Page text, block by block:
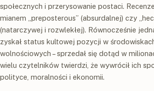
społecznych i przerysowanie postaci.
mianem „preposterous” (absurdalnej) czy
(natarczywej i rozwlekłej). Równocześnie
zyskał status kultowej pozycji w
wolnościowych – sprzedał się dotąd w
wielu czytelników twierdzi, że wywrócił ich
polityce, moralności i ekonomii.